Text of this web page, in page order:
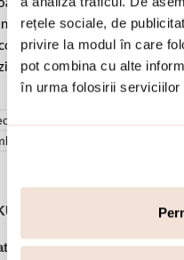
rețele sociale, de
privire la modul în care
pot combina cu alte
în urma folosirii serviciilor
pentru a evita frecarea
cu apa si produsele
sa o lustruiti cu o
(0)
Bijuterii dama, Cercei,